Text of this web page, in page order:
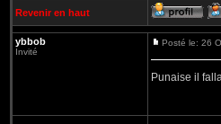
Revenir en haut
ybbob
Invité
Posté le: 26
Punaise il